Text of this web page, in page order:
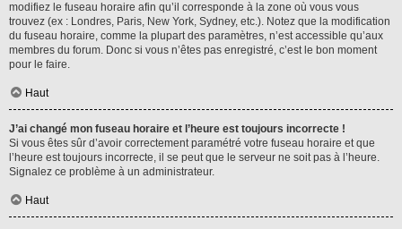
modifiez le fuseau horaire afin qu’il corresponde à la zone où vous vous
trouvez (ex : Londres, Paris, New York, Sydney, etc.). Notez que la modification
du fuseau horaire, comme la plupart des paramètres, n’est accessible qu’aux
membres du forum. Donc si vous n’êtes pas enregistré, c’est le bon moment
pour le faire.
Haut
J’ai changé mon fuseau horaire et l’heure est toujours incorrecte !
Si vous êtes sûr d’avoir correctement paramétré votre fuseau horaire et que
l’heure est toujours incorrecte, il se peut que le serveur ne soit pas à l’heure.
Signalez ce problème à un administrateur.
Haut